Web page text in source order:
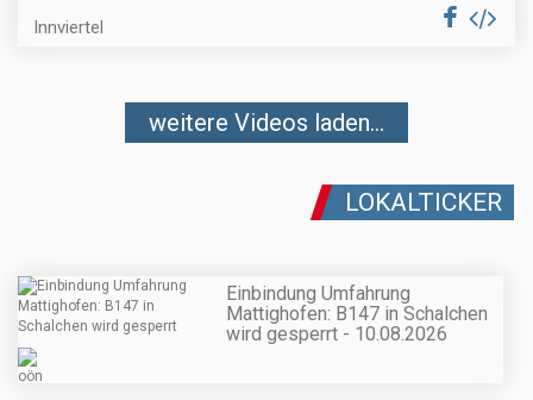
Innviertel
weitere Videos laden...
LOKALTICKER
Einbindung Umfahrung
Mattighofen: B147 in Schalchen
wird gesperrt - 10.08.2026